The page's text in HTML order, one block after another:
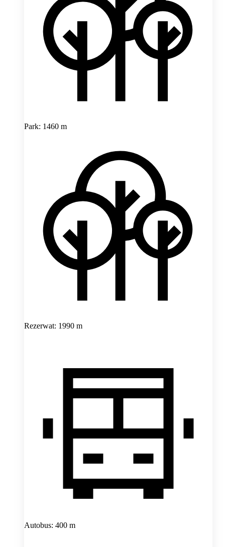
Park: 1460 m
Rezerwat: 1990 m
Autobus: 400 m